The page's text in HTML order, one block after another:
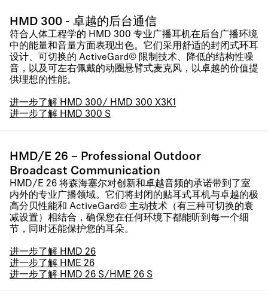
HMD 300 - 卓越的后台通信
符合人体工程学的 HMD 300 专业广播耳机在后台广播环境
中的能量和音量方面表现出色。它们采用舒适的封闭式环耳
设计、可切换的 ActiveGard© 限制技术、降低的结构性噪
音，以及可左右佩戴的动圈悬臂式麦克风，以卓越的价值提
供理想的性能。
进一步了解 HMD 300/ HMD 300 X3K1
进一步了解 HMD 300 S
HMD/E 26 – Professional Outdoor
Broadcast Communication
HMD/E 26 将森海塞尔对创新和卓越音频的承诺带到了室
内外的专业广播领域。它们将封闭的贴耳式耳机与卓越的极
高分贝性能和 ActiveGard© 主动技术（有三种可切换的衰
减设置）相结合，确保您在任何环境下都能听到每一个细
节，同时还能保护您的耳朵。
进一步了解 HMD 26
进一步了解 HME 26
进一步了解 HMD 26 S/HME 26 S